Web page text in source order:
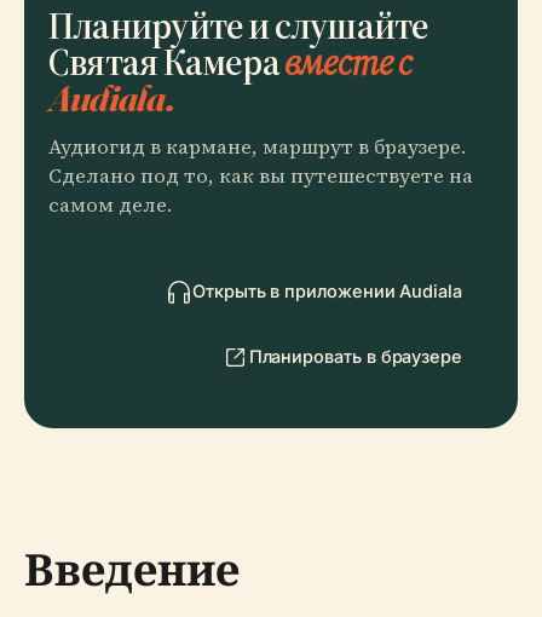
Планируйте и слушайте
Святая Камеравместе с
Audiala.
Аудиогид в кармане, маршрут в браузере.
Сделано под то, как вы путешествуете на
самом деле.
Открыть в приложении Audiala
Планировать в браузере
Введение